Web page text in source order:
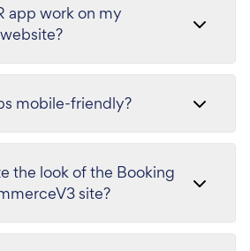
app work on my
mobile-friendly?
the look of the Booking
site?